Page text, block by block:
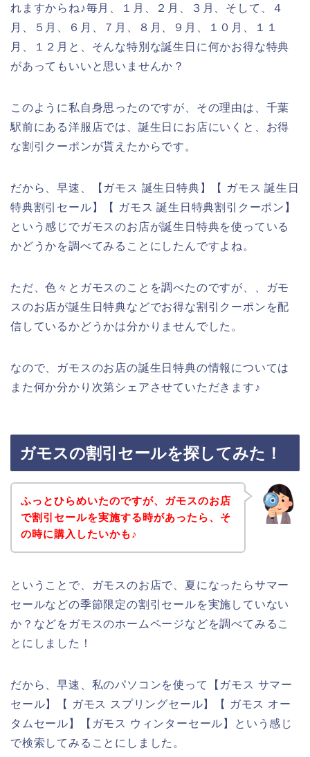
れますからね♪毎月、１月、２月、３月、そして、４
月、５月、６月、７月、８月、９月、１０月、１１
月、１２月と、そんな特別な誕生日に何かお得な特典
があってもいいと思いませんか？
このように私自身思ったのですが、その理由は、千葉
駅前にある洋服店では、誕生日にお店にいくと、お得
な割引クーポンが貰えたからです。
だから、早速、【ガモス 誕生日特典】【 ガモス 誕生日
特典割引セール】【 ガモス 誕生日特典割引クーポン】
という感じでガモスのお店が誕生日特典を使っている
かどうかを調べてみることにしたんですよね。
ただ、色々とガモスのことを調べたのですが、、ガモ
スのお店が誕生日特典などでお得な割引クーポンを配
信しているかどうかは分かりませんでした。
なので、ガモスのお店の誕生日特典の情報については
また何か分かり次第シェアさせていただきます♪
ガモスの割引セールを探してみた！
ふっとひらめいたのですが、ガモスのお店
で割引セールを実施する時があったら、そ
の時に購入したいかも♪
ということで、ガモスのお店で、夏になったらサマー
セールなどの季節限定の割引セールを実施していない
か？などをガモスのホームページなどを調べてみるこ
とにしました！
だから、早速、私のパソコンを使って【ガモス サマー
セール】【 ガモス スプリングセール】【 ガモス オー
タムセール】【ガモス ウィンターセール】という感じ
で検索してみることにしました。